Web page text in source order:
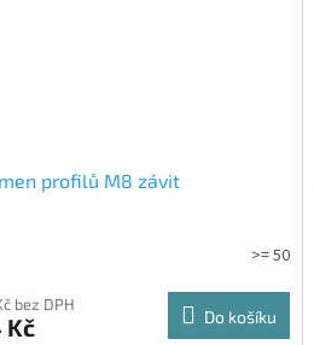
profilů M8 závit
>= 50
bez DPH
Kč Do košíku